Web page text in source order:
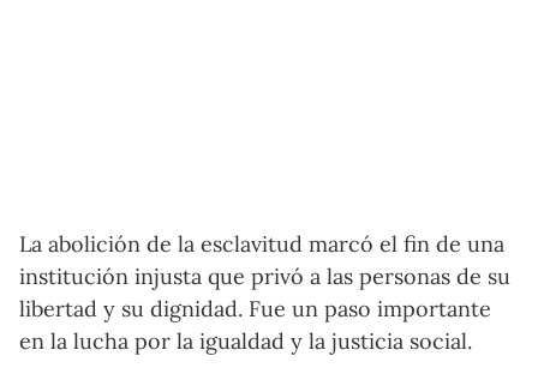
La abolición de la esclavitud marcó el fin de una
institución injusta que privó a las personas de su
libertad y su dignidad. Fue un paso importante
en la lucha por la igualdad y la justicia social.